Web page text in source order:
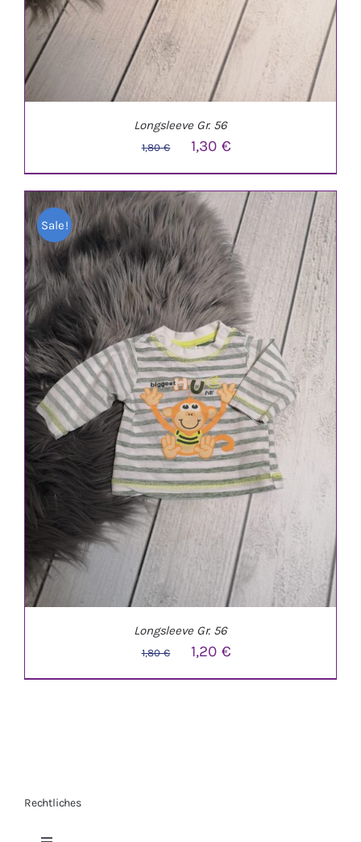
IN DEN WARENKORB / DETAILS
Longsleeve Gr. 56
1,80€
Ursprünglicher
Preis
war:
1,80 €
1,30€
Preis
ist:
1,30 €.
Sale!
Longsleeve Gr. 56
1,80€
Ursprünglicher
Preis
1,20€
Preis
Rechtliches